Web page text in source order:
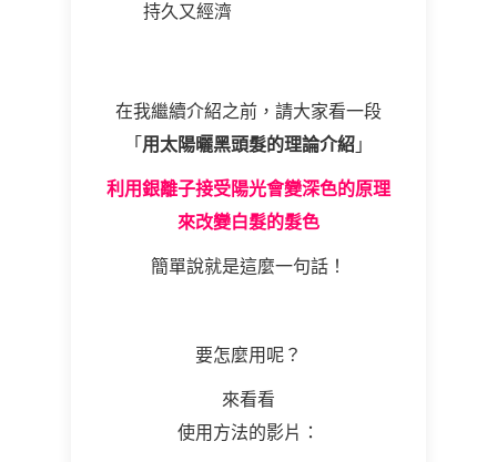
持久又經濟
在我繼續介紹之前，請大家看一段
「 用太陽曬黑頭髮的理論介紹 」
利用銀離子接受陽光會變深色的原理
來改變白髮的髮色
簡單說就是這麼一句話！
要怎麼用呢？
來看看
使用方法的影片：